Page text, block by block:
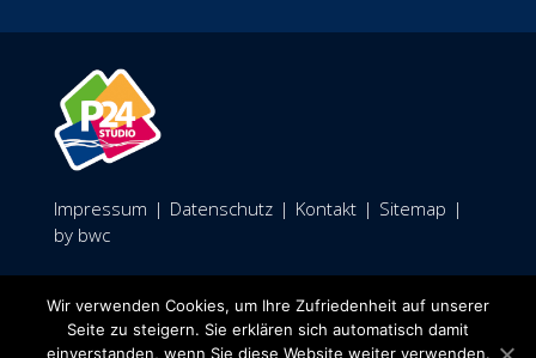
Impressum | Datenschutz | Kontakt | Sitemap |
by bwc
Facebook
Wir verwenden Cookies, um Ihre Zufriedenheit auf unserer
Seite zu steigern. Sie erklären sich automatisch damit
einverstanden, wenn Sie diese Website weiter verwenden.